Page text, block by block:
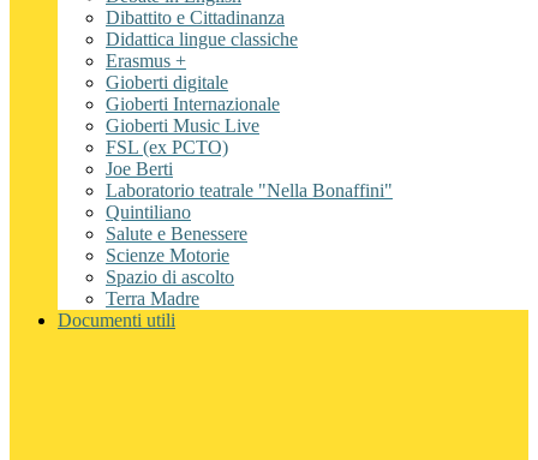
Dibattito e Cittadinanza
Didattica lingue classiche
Erasmus +
Gioberti digitale
Gioberti Internazionale
Gioberti Music Live
FSL (ex PCTO)
Joe Berti
Laboratorio teatrale "Nella Bonaffini"
Quintiliano
Salute e Benessere
Scienze Motorie
Spazio di ascolto
Terra Madre
Documenti utili